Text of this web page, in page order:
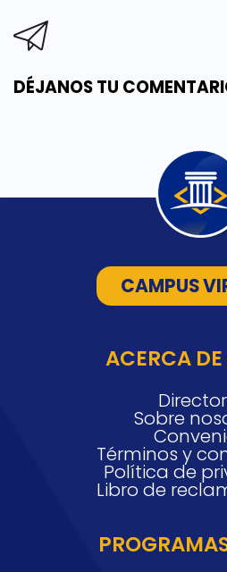
DÉJANOS TU
CAMPUS
ACERCA
Sobre
Términos y
Política de
Libro de